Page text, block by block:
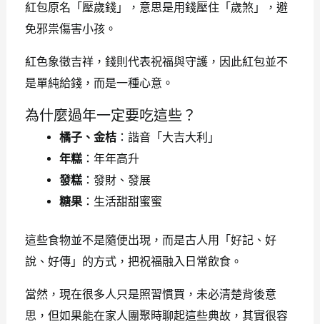
紅包原名「壓歲錢」，意思是用錢壓住「歲煞」，避
免邪祟傷害小孩。
紅色象徵吉祥，錢則代表祝福與守護，因此紅包並不
是單純給錢，而是一種心意。
為什麼過年一定要吃這些？
橘子、金桔：諧音「大吉大利」
年糕：年年高升
發糕：發財、發展
糖果：生活甜甜蜜蜜
這些食物並不是隨便出現，而是古人用「好記、好
說、好傳」的方式，把祝福融入日常飲食。
當然，現在很多人只是照習慣買，未必清楚背後意
思，但如果能在家人團聚時聊起這些典故，其實很容